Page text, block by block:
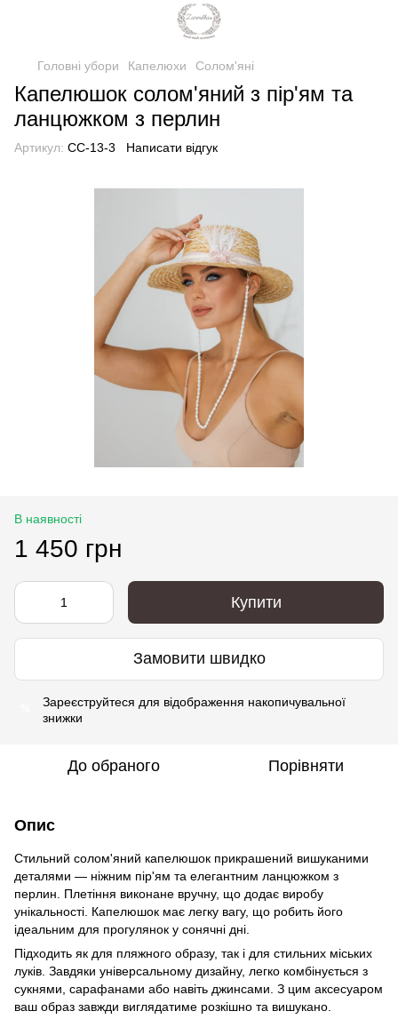
Головні убори Капелюхи Солом'яні
Капелюшок солом'яний з пір'ям та
ланцюжком з перлин
Артикул: CC-13-3 Написати відгук
В наявності
1 450 грн
Купити
Замовити швидко
Зареєструйтеся для відображення накопичувальної
знижки
До обраного Порівняти
Опис
Стильний солом'яний капелюшок прикрашений вишуканими
деталями — ніжним пір'ям та елегантним ланцюжком з
перлин. Плетіння виконане вручну, що додає виробу
унікальності. Капелюшок має легку вагу, що робить його
ідеальним для прогулянок у сонячні дні.
Підходить як для пляжного образу, так і для стильних міських
луків. Завдяки універсальному дизайну, легко комбінується з
сукнями, сарафанами або навіть джинсами. З цим аксесуаром
ваш образ завжди виглядатиме розкішно та вишукано.